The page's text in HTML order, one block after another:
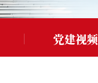
党建视频